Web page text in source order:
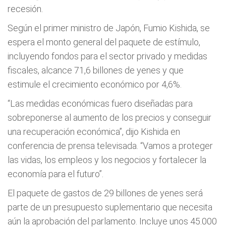
recesión.
Según el primer ministro de Japón, Fumio Kishida, se
espera el monto general del paquete de estímulo,
incluyendo fondos para el sector privado y medidas
fiscales, alcance 71,6 billones de yenes y que
estimule el crecimiento económico por 4,6%.
“Las medidas económicas fuero diseñadas para
sobreponerse al aumento de los precios y conseguir
una recuperación económica”, dijo Kishida en
conferencia de prensa televisada. “Vamos a proteger
las vidas, los empleos y los negocios y fortalecer la
economía para el futuro”.
El paquete de gastos de 29 billones de yenes será
parte de un presupuesto suplementario que necesita
aún la aprobación del parlamento. Incluye unos 45.000